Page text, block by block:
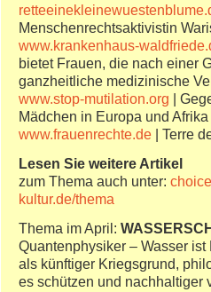
Menschenrechtsaktivistin
www.krankenhaus-
bietet Frauen, die nach einer
ganzheitliche medizinische
www.stop-mutilation.org |
Mädchen in Europa und Afrika
www.frauenrechte.de | Terre
Lesen Sie weitere Artikel
zum Thema auch unter:
kultur.de/thema
Thema im April:
Quantenphysiker – Wasser
als künftiger Kriegsgrund,
es schützen und nachhaltiger